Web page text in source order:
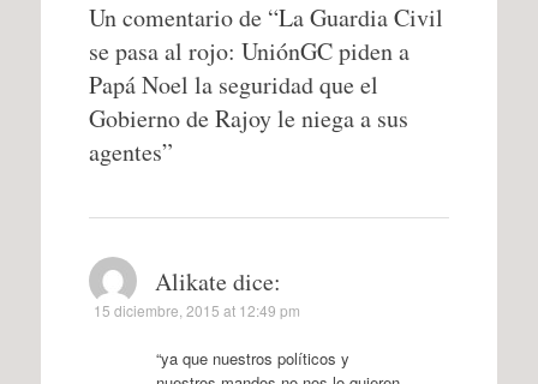
Un comentario de “La Guardia Civil
se pasa al rojo: UniónGC piden a
Papá Noel la seguridad que el
Gobierno de Rajoy le niega a sus
agentes”
Alikate dice:
15 diciembre, 2015 at 12:49 pm
“ya que nuestros políticos y